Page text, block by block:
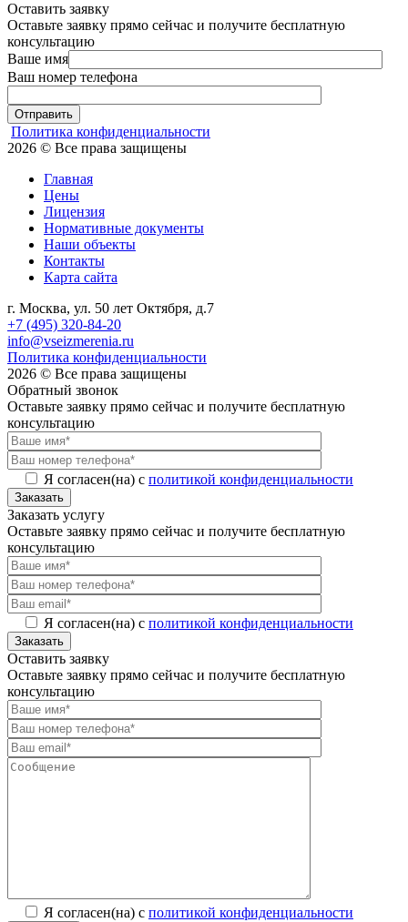
Оставить заявку
Оставьте заявку прямо сейчас и получите бесплатную
консультацию
Ваше имя
Ваш номер телефона
Отправить
Политика конфиденциальности
2026 © Все права защищены
Главная
Цены
Лицензия
Нормативные документы
Наши объекты
Контакты
Карта сайта
г. Москва, ул. 50 лет Октября, д.7
+7 (495) 320-84-20
info@vseizmerenia.ru
Политика конфиденциальности
2026 © Все права защищены
Обратный звонок
Оставьте заявку прямо сейчас и получите бесплатную
консультацию
Я согласен(на) с политикой конфиденциальности
Заказать
Заказать услугу
Оставьте заявку прямо сейчас и получите бесплатную
консультацию
Я согласен(на) с политикой конфиденциальности
Заказать
Оставить заявку
Оставьте заявку прямо сейчас и получите бесплатную
консультацию
Я согласен(на) с политикой конфиденциальности